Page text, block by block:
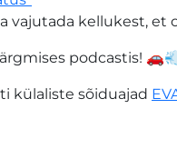
vajutada kellukest,
podcastis!
külaliste sõiduajad